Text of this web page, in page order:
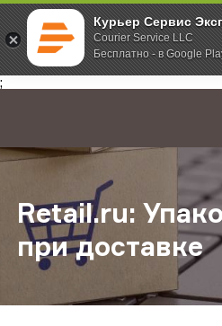
Курьер Сервис
Courier Service LLC
Бесплатно - в Google
;
Главная О компании Новости
Retail.ru:
при доставке